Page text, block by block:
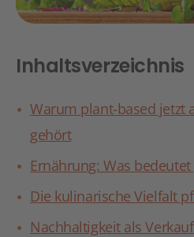
Inhaltsverzeichnis
Warum plant-based jetzt
gehört
Ernährung: Was
Die kulinarische Vielfalt
Nachhaltigkeit als